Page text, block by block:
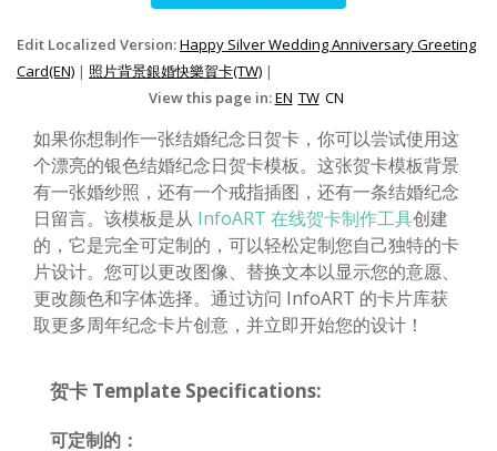
Edit Localized Version:Happy Silver Wedding Anniversary Greeting
Card(EN) | 照片背景銀婚快樂賀卡(TW) |
View this page in:EN TW CN
如果你想制作一张结婚纪念日贺卡，你可以尝试使用这
个漂亮的银色结婚纪念日贺卡模板。这张贺卡模板背景
有一张婚纱照，还有一个戒指插图，还有一条结婚纪念
日留言。该模板是从 InfoART 在线贺卡制作工具创建
的，它是完全可定制的，可以轻松定制您自己独特的卡
片设计。您可以更改图像、替换文本以显示您的意愿、
更改颜色和字体选择。通过访问 InfoART 的卡片库获
取更多周年纪念卡片创意，并立即开始您的设计！
贺卡 Template Specifications:
可定制的：